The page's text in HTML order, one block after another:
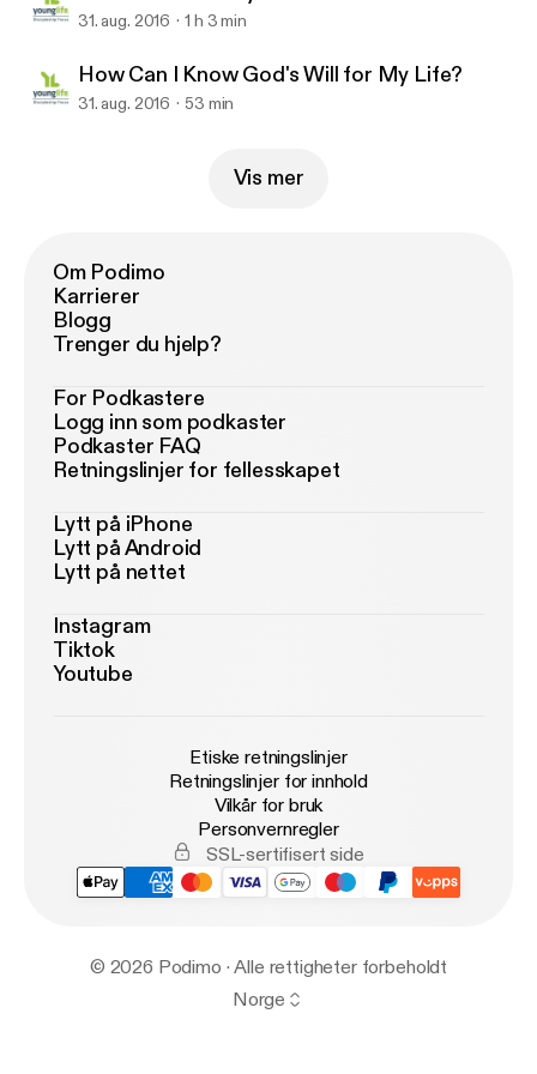
31. aug. 2016 1 h 3 min
How Can I Know God's Will for My Life?
31. aug. 2016 53 min
Vis mer
Om Podimo
Karrierer
Blogg
Trenger du hjelp?
For Podkastere
Logg inn som podkaster
Podkaster FAQ
Retningslinjer for fellesskapet
Lytt på iPhone
Lytt på Android
Lytt på nettet
Instagram
Tiktok
Youtube
Etiske retningslinjer
Retningslinjer for innhold
Vilkår for bruk
Personvernregler
SSL-sertifisert side
© 2026 Podimo · Alle rettigheter forbeholdt
Norge